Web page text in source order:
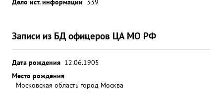
Записи из БД офицеров ЦА МО РФ
Дата рождения 12.06.1905
Место рождения
Московская область город Москва